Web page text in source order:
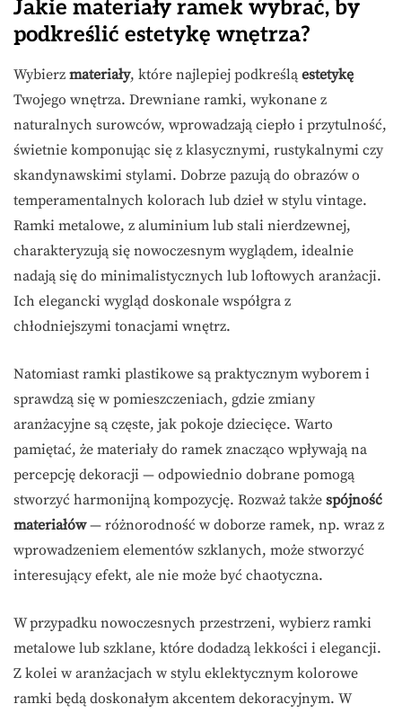
Jakie materiały ramek wybrać, by
podkreślić estetykę wnętrza?
Wybierz materiały, które najlepiej podkreślą estetykę
Twojego wnętrza. Drewniane ramki, wykonane z
naturalnych surowców, wprowadzają ciepło i przytulność,
świetnie komponując się z klasycznymi, rustykalnymi czy
skandynawskimi stylami. Dobrze pazują do obrazów o
temperamentalnych kolorach lub dzieł w stylu vintage.
Ramki metalowe, z aluminium lub stali nierdzewnej,
charakteryzują się nowoczesnym wyglądem, idealnie
nadają się do minimalistycznych lub loftowych aranżacji.
Ich elegancki wygląd doskonale współgra z
chłodniejszymi tonacjami wnętrz.
Natomiast ramki plastikowe są praktycznym wyborem i
sprawdzą się w pomieszczeniach, gdzie zmiany
aranżacyjne są częste, jak pokoje dziecięce. Warto
pamiętać, że materiały do ramek znacząco wpływają na
percepcję dekoracji — odpowiednio dobrane pomogą
stworzyć harmonijną kompozycję. Rozważ także spójność
materiałów— różnorodność w doborze ramek, np. wraz z
wprowadzeniem elementów szklanych, może stworzyć
interesujący efekt, ale nie może być chaotyczna.
W przypadku nowoczesnych przestrzeni, wybierz ramki
metalowe lub szklane, które dodadzą lekkości i elegancji.
Z kolei w aranżacjach w stylu eklektycznym kolorowe
ramki będą doskonałym akcentem dekoracyjnym. W